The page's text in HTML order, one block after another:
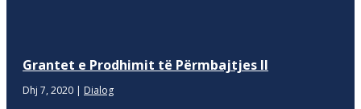
Grantet e Prodhimit të Përmbajtjes II
Dhj 7, 2020 | Dialog